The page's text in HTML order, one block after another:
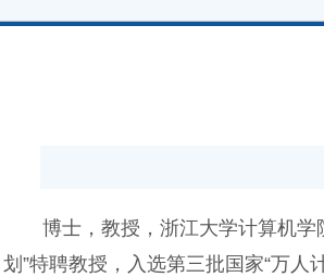
博士，教授，浙江大学计算机
划”特聘教授，入选第三批国家“万